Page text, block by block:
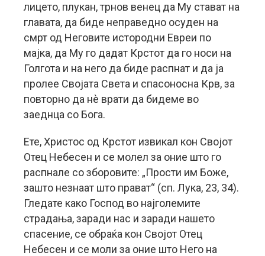
лицето, плукан, трнов венец да Му стават на
главата, да биде неправедно осуден на
смрт од Неговите истородни Евреи по
мајка, да Му го дадат Крстот да го носи на
Голгота и на него да биде распнат и да ја
пролее Својата Света и спасоносна Крв, за
повторно да нè врати да бидеме во
заеднца со Бога.
Ете, Христос од Крстот извикал кон Својот
Отец Небесен и се молел за оние што го
распнале со зборовите: „Прости им Боже,
зашто незнаат што прават“ (сп. Лука, 23, 34).
Гледате како Господ во најголемите
страдања, заради нас и заради нашето
спасение, се обраќа кон Својот Отец
Небесен и се моли за оние што Него на